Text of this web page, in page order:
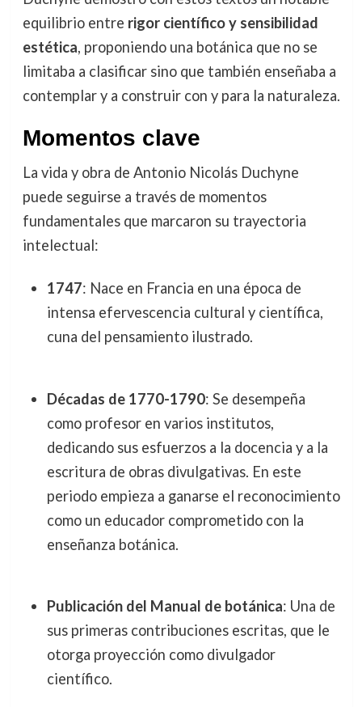
equilibrio entre rigor científico y sensibilidad
estética, proponiendo una botánica que no se
limitaba a clasificar sino que también enseñaba a
contemplar y a construir con y para la naturaleza.
Momentos clave
La vida y obra de Antonio Nicolás Duchyne
puede seguirse a través de momentos
fundamentales que marcaron su trayectoria
intelectual:
1747: Nace en Francia en una época de
intensa efervescencia cultural y científica,
cuna del pensamiento ilustrado.
Décadas de 1770-1790: Se desempeña
como profesor en varios institutos,
dedicando sus esfuerzos a la docencia y a la
escritura de obras divulgativas. En este
periodo empieza a ganarse el reconocimiento
como un educador comprometido con la
enseñanza botánica.
Publicación del Manual de botánica: Una de
sus primeras contribuciones escritas, que le
otorga proyección como divulgador
científico.